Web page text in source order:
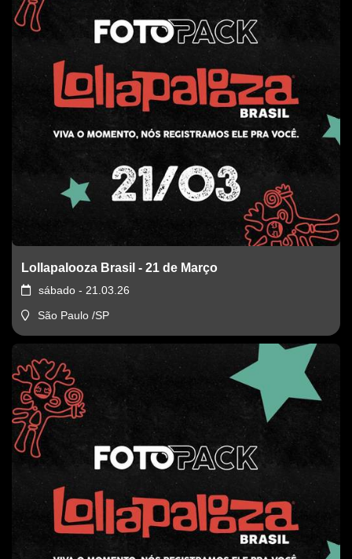
Lollapalooza Brasil - 21 de Março
sábado - 21.03.26
São Paulo /SP